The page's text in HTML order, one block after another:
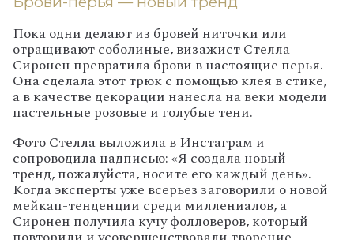
Пока одни делают из бровей ниточки или
отращивают соболиные, визажист Стелла
Сиронен превратила брови в настоящие перья.
Она сделала этот трюк с помощью клея в стике,
а в качестве декорации нанесла на веки модели
пастельные розовые и голубые тени.
Фото Стелла выложила в Инстаграм и
сопроводила надписью: «Я создала новый
тренд, пожалуйста, носите его каждый день».
Когда эксперты уже всерьез заговорили о новой
мейкап-тенденции среди миллениалов, а
Сиронен получила кучу фолловеров, который